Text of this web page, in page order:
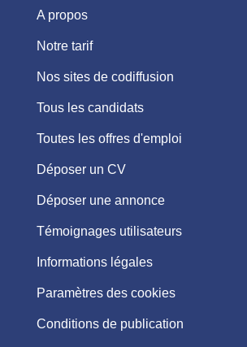
A propos
Notre tarif
Nos sites de codiffusion
Tous les candidats
Toutes les offres d'emploi
Déposer un CV
Déposer une annonce
Témoignages utilisateurs
Informations légales
Paramètres des cookies
Conditions de publication